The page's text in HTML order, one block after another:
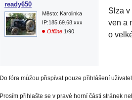
ready650
Město: Karolinka
IP:185.69.68.xxx
Offline 1/90
Slza v
ven a
o
Do fóra můžou přispívat pouze přihlášení
Prosím přihlašte se v pravé horní části stránek